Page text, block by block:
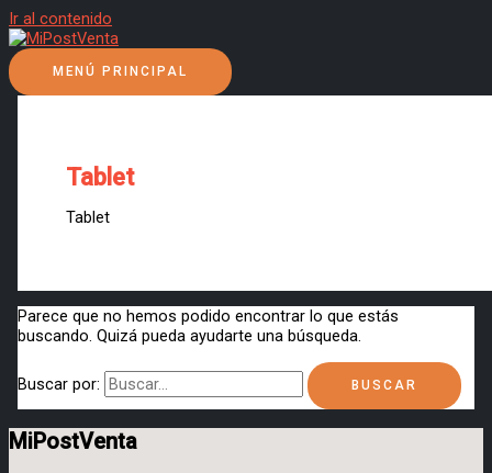
Ir al contenido
MENÚ PRINCIPAL
Tablet
Tablet
Parece que no hemos podido encontrar lo que estás
buscando. Quizá pueda ayudarte una búsqueda.
Buscar por:
MiPostVenta